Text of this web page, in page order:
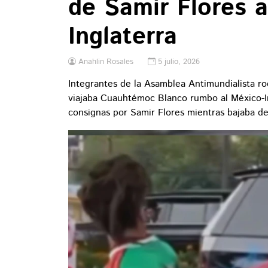
de Samir Flores
Inglaterra
Anahlin Rosales 5 julio, 2026
Integrantes de la Asamblea Antimundialista
viajaba Cuauhtémoc Blanco rumbo al
consignas por Samir Flores mientras bajaba